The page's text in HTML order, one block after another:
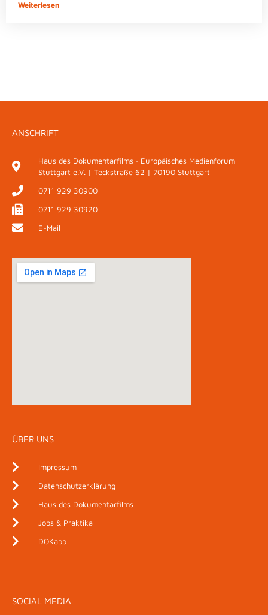
Weiterlesen
ANSCHRIFT
Haus des Dokumentarfilms · Europäisches Medienforum
Stuttgart e.V. | Teckstraße 62 | 70190 Stuttgart
0711 929 30900
0711 929 30920
E-Mail
ÜBER UNS
Impressum
Datenschutzerklärung
Haus des Dokumentarfilms
Jobs & Praktika
DOKapp
SOCIAL MEDIA